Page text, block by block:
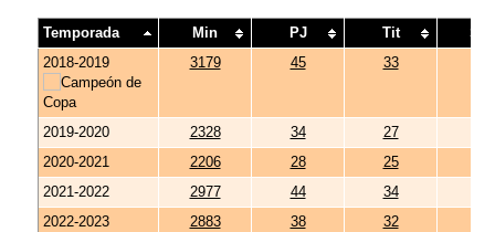
Temporada Min PJ Tit
2018-2019
3179 45 33
2019-2020 2328 34 27
2020-2021
2206 28 25
2021-2022
2977 44 34
2022-2023
2883 38 32